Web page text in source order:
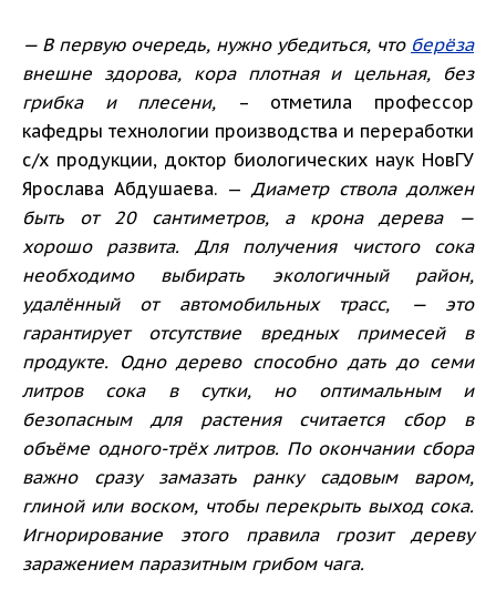
— В первую очередь, нужно убедиться, что берёза
внешне здорова, кора плотная и цельная, без
грибка и плесени,
– отметила профессор
кафедры технологии производства и переработки
с/х продукции, доктор биологических наук НовГУ
Ярослава Абдушаева. — Диаметр ствола должен
быть от 20 сантиметров, а крона дерева —
хорошо развита. Для получения чистого сока
необходимо выбирать экологичный район,
удалённый от автомобильных трасс, — это
гарантирует отсутствие вредных примесей в
продукте. Одно дерево способно дать до семи
литров сока в сутки, но оптимальным и
безопасным для растения считается сбор в
объёме одного-трёх литров. По окончании сбора
важно сразу замазать ранку садовым варом,
глиной или воском, чтобы перекрыть выход сока.
Игнорирование этого правила грозит дереву
заражением паразитным грибом чага.